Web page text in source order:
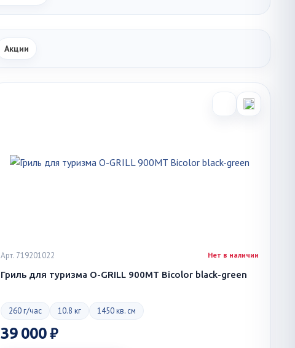
Акции
Арт. 719201022 Нет в наличии
Гриль для туризма O-GRILL 900MT Bicolor black-green
260 г/час 10.8 кг 1450 кв. см
39 000 ₽